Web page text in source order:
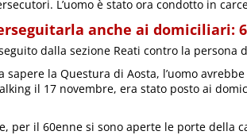
L’uomo è stato ora condotto in
anche ai domiciliari:
dalla sezione Reati contro la persona
sapere la Questura di Aosta, l’uomo
il 17 novembre, era stato posto ai
per il 60enne si sono aperte le porte della